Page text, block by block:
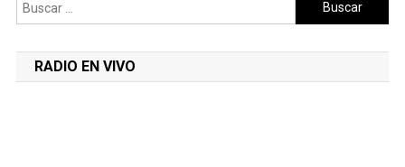
RADIO EN VIVO